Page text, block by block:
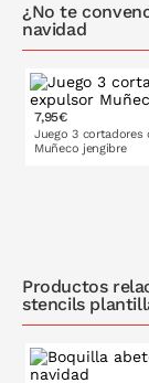
¿No te
navidad
7,95€
Juego 3 cortadores
Muñeco jengibre
Productos
stencils